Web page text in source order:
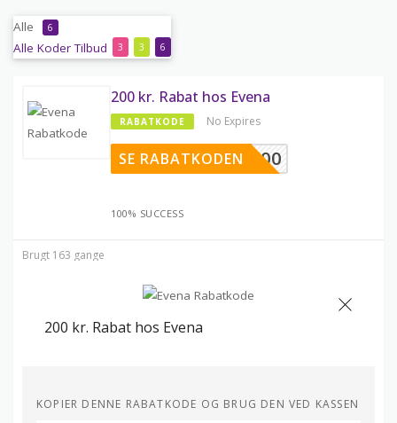
Alle 6
Alle 6
Koder 3
Tilbud 3
200 kr. Rabat hos Evena
RABATKODE No Expires
TAK200
SE RABATKODEN
100% SUCCESS
Brugt 163 gange
200 kr. Rabat hos Evena
KOPIER DENNE RABATKODE OG BRUG DEN VED KASSEN